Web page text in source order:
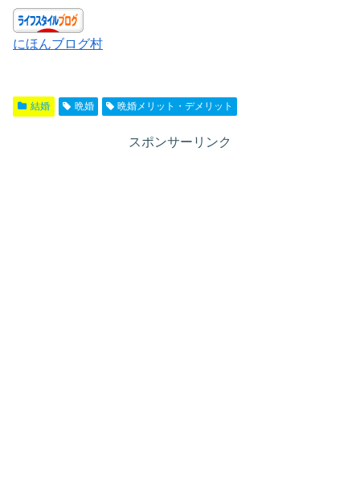
にほんブログ村
結婚 晩婚 晩婚メリット・デメリット
スポンサーリンク